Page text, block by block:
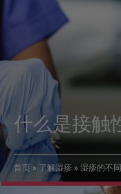
什么是接触
面
首页 了解湿疹 湿疹的不